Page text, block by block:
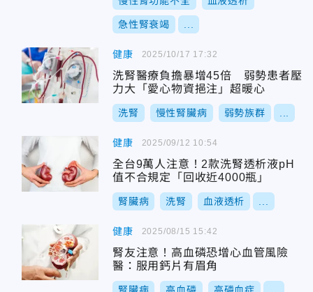
急性腎衰竭
健康
洗腎醫療負擔暴增45倍 弱勢患者壓
力大「愛心物資挹注」超暖心
洗腎 慢性腎臟病 弱勢族群
2025/10/17 17:32
健康
全台9萬人注意！2款洗腎透析液pH
值不合規定「回收近4000瓶」
腎臟病 洗腎 血液透析
2025/09/12 10:54
健康
腎友注意！高血磷恐增心血管風險
醫：服用鈣片有眉角
2025/08/15 15:42